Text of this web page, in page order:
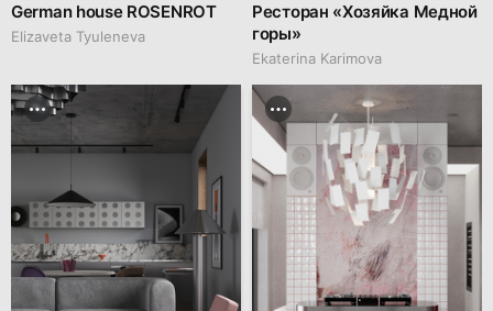
German house ROSENROT
Elizaveta Tyuleneva
Ресторан «Хозяйка Медной
горы»
Ekaterina Karimova